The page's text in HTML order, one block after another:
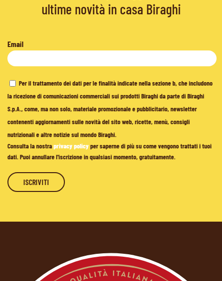
ultime novità in casa Biraghi
Email
Per il trattamento dei dati per le finalità indicate nella sezione b, che includono
la ricezione di comunicazioni commerciali sui prodotti Biraghi da parte di Biraghi
S.p.A., come, ma non solo, materiale promozionale e pubblicitario, newsletter
contenenti aggiornamenti sulle novità del sito web, ricette, menù, consigli
nutrizionali e altre notizie sul mondo Biraghi.
Consulta la nostraprivacy policyper saperne di più su come vengono trattati i tuoi
dati. Puoi annullare l'iscrizione in qualsiasi momento, gratuitamente.